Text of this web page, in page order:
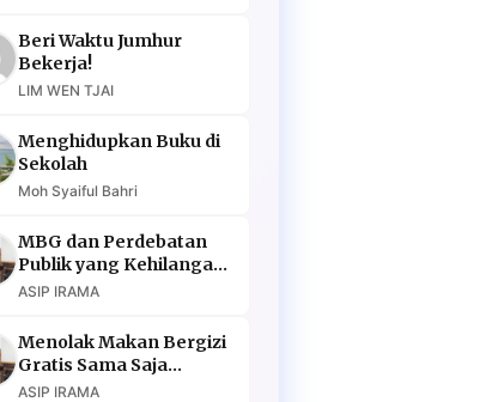
Beri Waktu Jumhur
Bekerja!
LIM WEN TJAI
Menghidupkan Buku di
Sekolah
Moh Syaiful Bahri
MBG dan Perdebatan
Publik yang Kehilangan
Argumen
ASIP IRAMA
Menolak Makan Bergizi
Gratis Sama Saja
Menolak Masa Depan
ASIP IRAMA